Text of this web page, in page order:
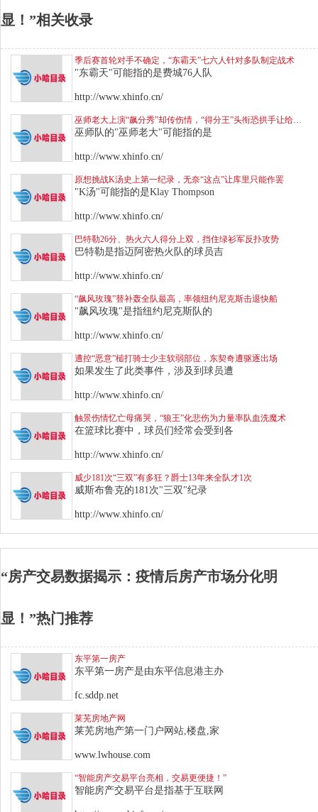
显！”相关收录
季后赛首轮对手不确定，“东霸天”七六人针对多队制定战术
"东霸天"可能指的是费城76人队
http://www.xhinfo.cn/
巫师队的"巫师老大"可能指的是
http://www.xhinfo.cn/
原想挑战K汤史上第一纪录，无奈“这点”让库里只能作罢
"K汤"可能指的是Klay Thompson
http://www.xhinfo.cn/
巴特勒26分、热火六人得分上双，挡住绿衫军反扑攻势
巴特勒是指迈阿密热火队的球员吉
http://www.xhinfo.cn/
“飙风玫瑰”替补轰全队最高，率领纽约尼克斯击退快船
"飙风玫瑰"是指纽约尼克斯队的
http://www.xhinfo.cn/
遭控“恶意”槌打骑士少主软弱部位，东契奇遭驱逐出场
如果发生了此类事件，涉及到球员遭
http://www.xhinfo.cn/
触景伤情忆亡母痛哭，“狼王”化悲伤为力量率队血洗魔术
在篮球比赛中，球员们经常会受到各
http://www.xhinfo.cn/
威少181次“三双”有多狂？爵士13年来全队才1次
威斯布鲁克的181次"三双"纪录
http://www.xhinfo.cn/
“房产交易数据揭示：疫情后房产市场分化明
显！”热门推荐
东平第一房产
东平第一房产是由东平信息港主办
fc.sddp.net
莱芜房地产网
莱芜房地产第一门户网站,楼盘,家
www.lwhouse.com
“智能房产交易平台亮相，交易更便捷！”
智能房产交易平台是指基于互联网